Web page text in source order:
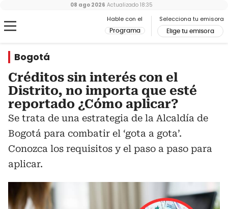
Hable con el
Programa
Selecciona tu emisora
Elige tu emisora
08 ago 2026 Actualizado 18:35
Bogotá
Créditos sin interés con el
Distrito, no importa que esté
reportado ¿Cómo aplicar?
Se trata de una estrategia de la Alcaldía de
Bogotá para combatir el ‘gota a gota’.
Conozca los requisitos y el paso a paso para
aplicar.